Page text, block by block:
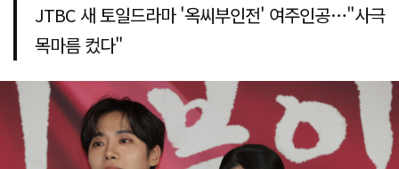
JTBC 새 토일드라마 '옥씨부인전' 여주인공…"사극
목마름 컸다"